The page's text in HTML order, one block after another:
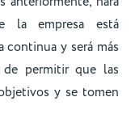
la empresa está
y será más
permitir que las
y se tomen